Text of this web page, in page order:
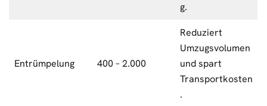
g.
Entrümpelung 400 – 2.000
Reduziert
Umzugsvolumen
und spart
Transportkosten
.